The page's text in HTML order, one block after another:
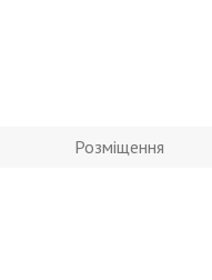
Розміщення